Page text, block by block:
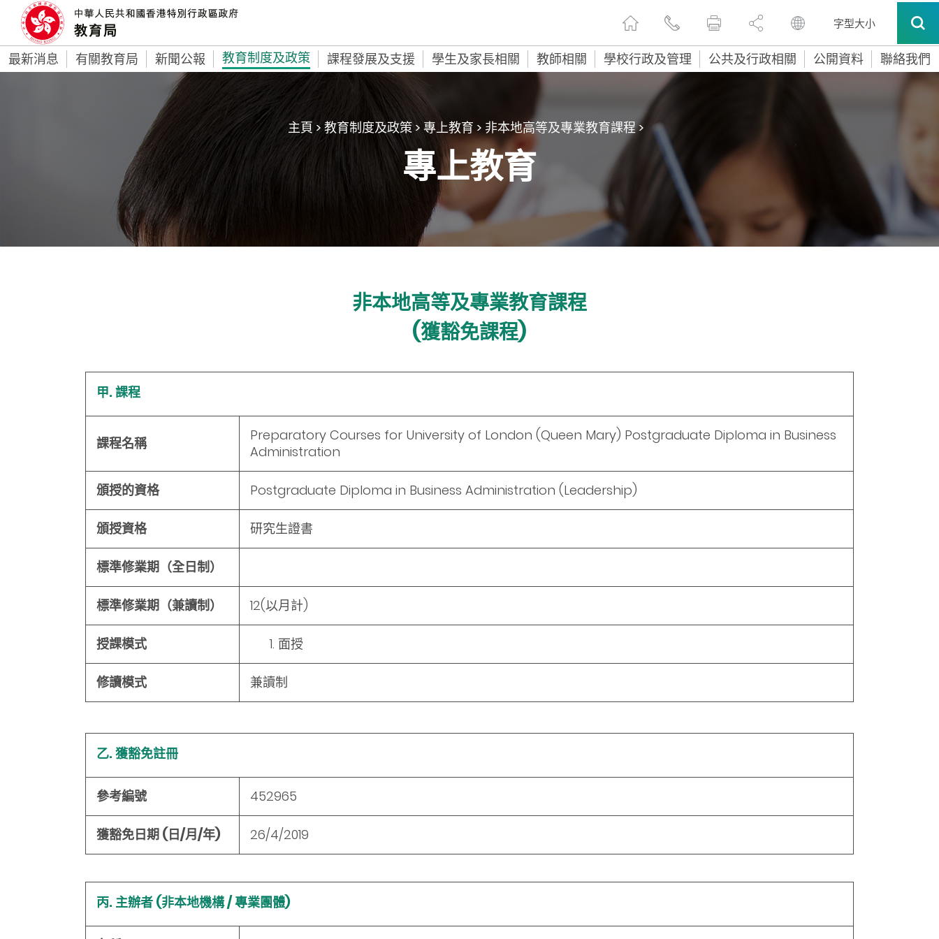
字型大小
最新消息 有關教育局 新聞公報 教育制度及政策 課程發展及支援 學生及家長相關 教師相關 學校行政及管理 公共及行政相關 公開資料 聯絡我們
主頁>教育制度及政策> 專上教育 > 非本地高等及專業教育課程>
專上教育
非本地高等及專業教育課程
(獲豁免課程)
甲. 課程
課程名稱
Preparatory Courses for University of London (Queen Mary) Postgraduate Diploma in Business
Administration
頒授的資格 Postgraduate Diploma in Business Administration (Leadership)
頒授資格 研究生證書
標準修業期（全日制）
標準修業期（兼讀制） 12(以月計)
授課模式 面授
修讀模式 兼讀制
乙. 獲豁免註冊
參考編號 452965
獲豁免日期 (日/月/年) 26/4/2019
丙. 主辦者 (非本地機構 / 專業團體)